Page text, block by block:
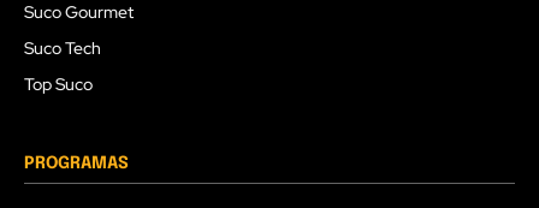
Suco Gourmet
Suco Tech
Top Suco
PROGRAMAS